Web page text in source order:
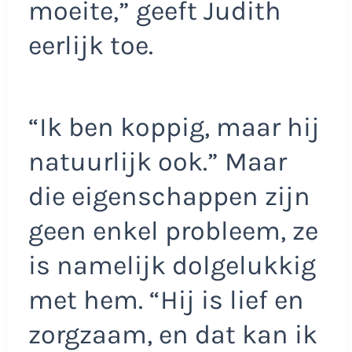
moeite,” geeft Judith
eerlijk toe.
“Ik ben koppig, maar hij
natuurlijk ook.” Maar
die eigenschappen zijn
geen enkel probleem, ze
is namelijk dolgelukkig
met hem. “Hij is lief en
zorgzaam, en dat kan ik